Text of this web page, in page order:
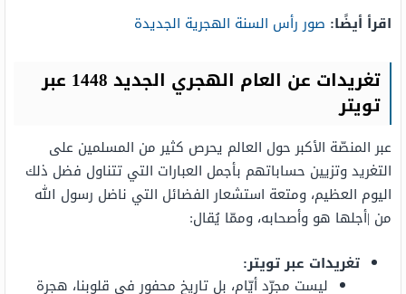
اقرأ أيضًا: صور رأس السنة الهجرية الجديدة
تغريدات عن العام الهجري الجديد 1448 عبر
تويتر
عبر المنصّة الأكبر حول العالم يحرص كثير من المسلمين على
التغريد وتزيين حساباتهم بأجمل العبارات التي تتناول فضل ذلك
اليوم العظيم، ومتعة استشعار الفضائل التي ناضل رسول الله
من |أجلها هو وأصحابه، وممّا يُقال:
تغريدات عبر تويتر:
ليست مجرّد أيّام، بل تاريخ محفور في قلوبنا، هجرة